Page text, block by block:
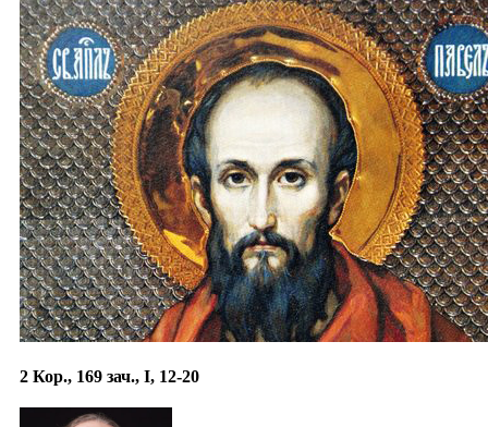
2 Кор., 169 зач., I, 12-20